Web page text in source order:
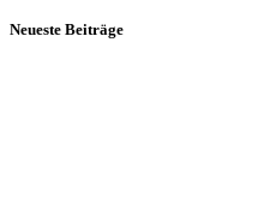
Neueste Beiträge